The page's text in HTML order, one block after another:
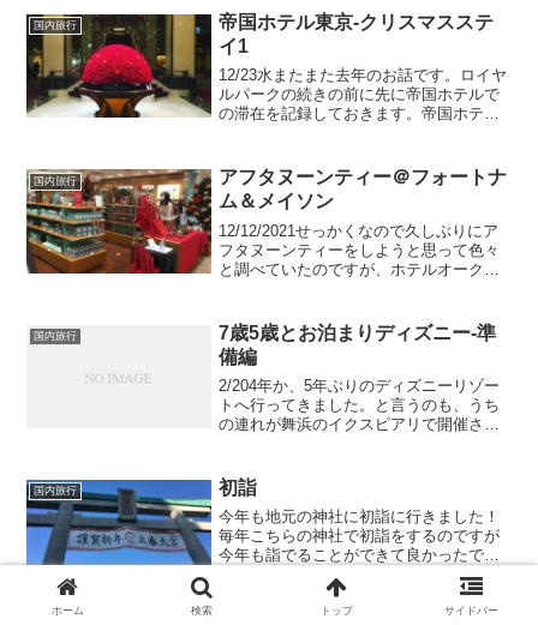
国内旅行
帝国ホテル東京-クリスマスステ
イ1
12/23水またまた去年のお話です。ロイヤ
ルパークの続きの前に先に帝国ホテルで
の滞在を記録しておきます。帝国ホテル
てGoto利用が怪しくなり、ホテル側から
12/2...
国内旅行
アフタヌーンティー＠フォートナ
ム＆メイソン
12/12/2021せっかくなので久しぶりにア
フタヌーンティーをしようと思って色々
と調べていたのですが、ホテルオークラ
月中旬にはアフタヌーンティー自体をや
めてしまって...
国内旅行
7歳5歳とお泊まりディズニー-準
備編
2/204年か、5年ぶりのディズニーリゾー
トへ行ってきました。と言うのも、うち
の連れが舞浜のイクスピアリで開催され
でもない限り家族でお泊まりディズニー
なんてなかなかな...
国内旅行 初詣
今年も地元の神社に初詣に行きました！
毎年こちらの神社で初詣をするのですが
今年も詣でることができて良かったで
す。出雲大社相模分詞1/3だったので人混
みもそれほどではなく、参拝に並びまし
たが5分ほどで自分の番になります。竹灯
ホーム 検索 トップ サイドバー